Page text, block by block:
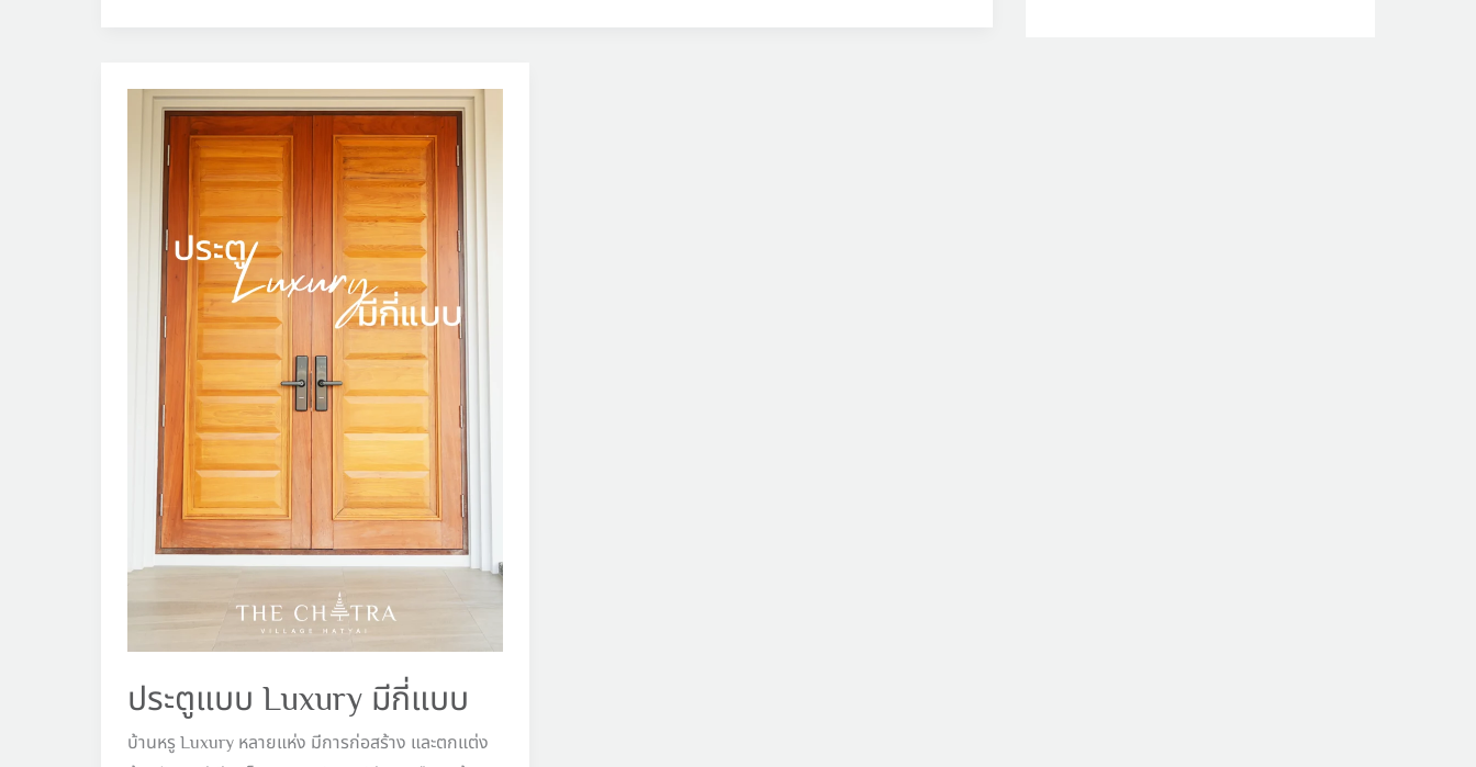
ประตูแบบ Luxury มีกี่แบบ
บ้านหรู Luxury หลายแห่ง มีการก่อสร้าง และตกแต่ง
ประตู
Luxury